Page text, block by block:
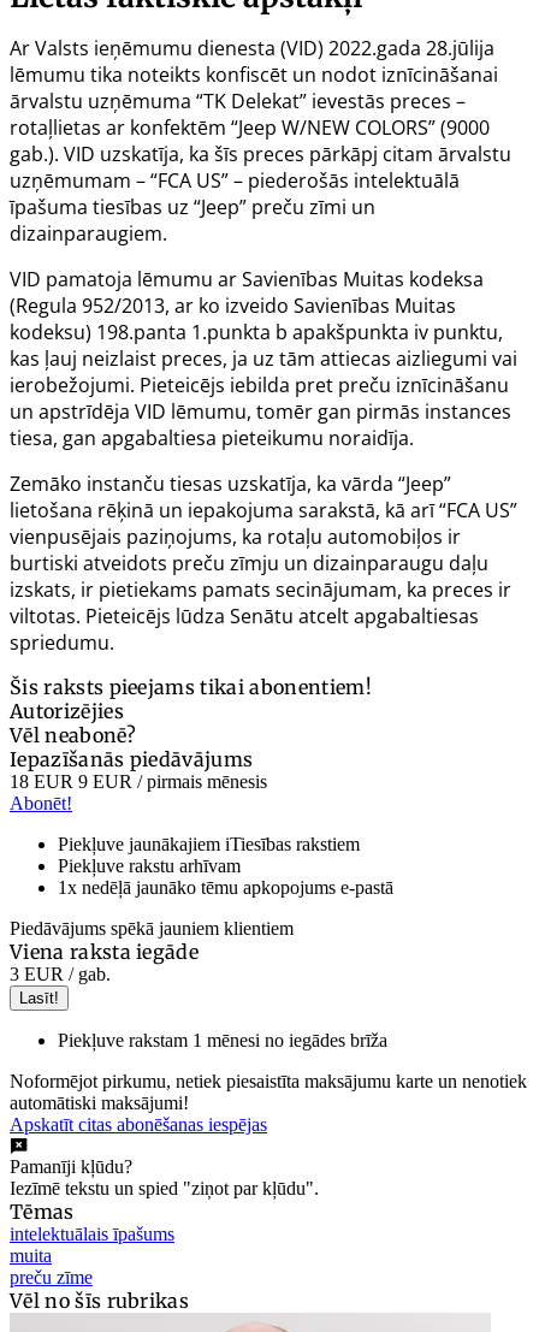
Ar Valsts ieņēmumu dienesta (VID) 2022.gada 28.jūlija
lēmumu tika noteikts konfiscēt un nodot iznīcināšanai
ārvalstu uzņēmuma “TK Delekat” ievestās preces –
rotaļlietas ar konfektēm “Jeep W/NEW COLORS” (9000
gab.). VID uzskatīja, ka šīs preces pārkāpj citam ārvalstu
uzņēmumam – “FCA US” – piederošās intelektuālā
īpašuma tiesības uz “Jeep” preču zīmi un
dizainparaugiem.
VID pamatoja lēmumu ar Savienības Muitas kodeksa
(Regula 952/2013, ar ko izveido Savienības Muitas
kodeksu) 198.panta 1.punkta b apakšpunkta iv punktu,
kas ļauj neizlaist preces, ja uz tām attiecas aizliegumi vai
ierobežojumi. Pieteicējs iebilda pret preču iznīcināšanu
un apstrīdēja VID lēmumu, tomēr gan pirmās instances
tiesa, gan apgabaltiesa pieteikumu noraidīja.
Zemāko instanču tiesas uzskatīja, ka vārda “Jeep”
lietošana rēķinā un iepakojuma sarakstā, kā arī “FCA US”
vienpusējais paziņojums, ka rotaļu automobiļos ir
burtiski atveidots preču zīmju un dizainparaugu daļu
izskats, ir pietiekams pamats secinājumam, ka preces ir
viltotas. Pieteicējs lūdza Senātu atcelt apgabaltiesas
spriedumu.
Šis raksts pieejams tikai abonentiem!
Autorizējies
Vēl neabonē?
Iepazīšanās piedāvājums
18 EUR 9 EUR / pirmais mēnesis
Abonēt!
Piekļuve jaunākajiem iTiesības rakstiem
Piekļuve rakstu arhīvam
1x nedēļā jaunāko tēmu apkopojums e-pastā
Piedāvājums spēkā jauniem klientiem
Viena raksta iegāde
3 EUR / gab.
Lasīt!
Piekļuve rakstam 1 mēnesi no iegādes brīža
Noformējot pirkumu, netiek piesaistīta maksājumu karte un nenotiek
automātiski maksājumi!
Apskatīt citas abonēšanas iespējas
Pamanīji kļūdu?
Iezīmē tekstu un spied "ziņot par kļūdu".
Tēmas
intelektuālais īpašums
muita
preču zīme
Vēl no šīs rubrikas